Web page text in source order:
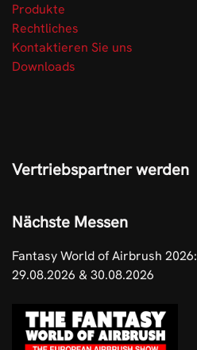
Produkte
Rechtliches
Kontaktieren Sie uns
Downloads
Vertriebspartner werden
Nächste Messen
Fantasy World of Airbrush 2026:
29.08.2026 & 30.08.2026